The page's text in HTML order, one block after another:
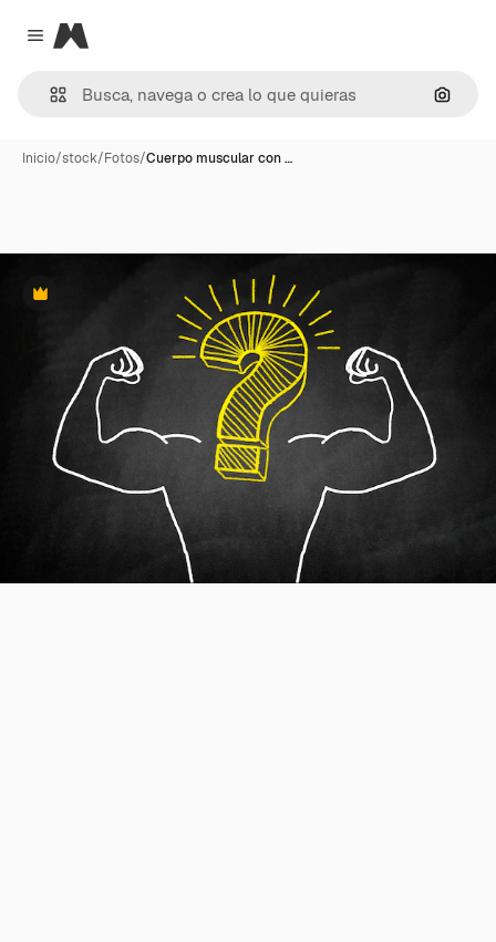
Close menu
Magnific
Inicio/stock/Fotos/Cuerpo muscular con …
Premium